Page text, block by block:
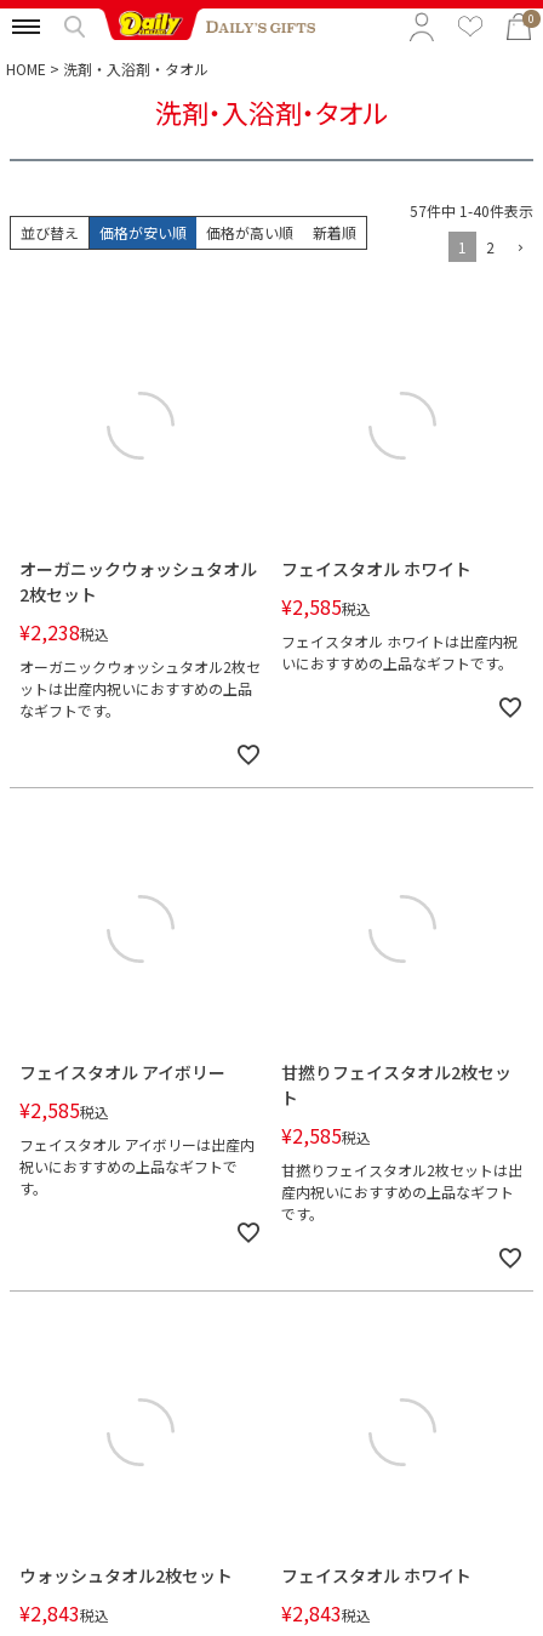
0
カテゴリから選ぶ
HOME 洗剤・入浴剤・タオル
洗剤・入浴剤・タオル
並び替え 価格が安い順 価格が高い順 新着順
57件中 1-40件表示
1
2
オーガニックウォッシュタオル
2枚セット
¥2,238税込
オーガニックウォッシュタオル2枚セ
ットは出産内祝いにおすすめの上品
なギフトです。
フェイスタオル ホワイト
¥2,585税込
フェイスタオル ホワイトは出産内祝
いにおすすめの上品なギフトです。
フェイスタオル アイボリー
¥2,585税込
フェイスタオル アイボリーは出産内
祝いにおすすめの上品なギフトで
す。
甘撚りフェイスタオル2枚セッ
ト
¥2,585税込
甘撚りフェイスタオル2枚セットは出
産内祝いにおすすめの上品なギフト
です。
ウォッシュタオル2枚セット
¥2,843税込
フェイスタオル ホワイト
¥2,843税込